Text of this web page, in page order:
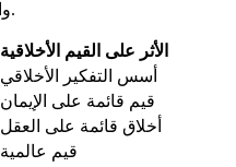
والحركات الاجتماعية والتقدم العلمي.
الأثر على القيم الأخلاقية
أسس التفكير الأخلاقي
قيم قائمة على الإيمان
أخلاق قائمة على العقل
قيم عالمية